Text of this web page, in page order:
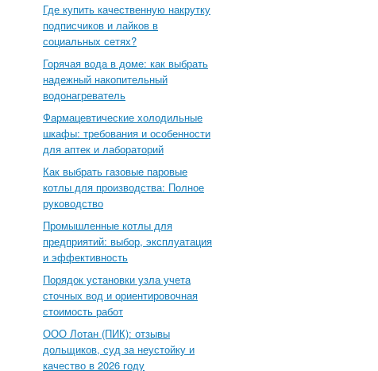
Где купить качественную накрутку
подписчиков и лайков в
социальных сетях?
Горячая вода в доме: как выбрать
надежный накопительный
водонагреватель
Фармацевтические холодильные
шкафы: требования и особенности
для аптек и лабораторий
Как выбрать газовые паровые
котлы для производства: Полное
руководство
Промышленные котлы для
предприятий: выбор, эксплуатация
и эффективность
Порядок установки узла учета
сточных вод и ориентировочная
стоимость работ
ООО Лотан (ПИК): отзывы
дольщиков, суд за неустойку и
качество в 2026 году